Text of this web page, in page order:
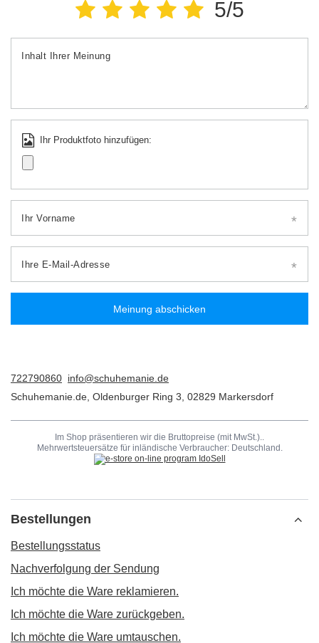
5/5
Inhalt Ihrer Meinung
Ihr Produktfoto hinzufügen:
Ihr Vorname
Ihre E-Mail-Adresse
Meinung abschicken
722790860 info@schuhemanie.de
Schuhemanie.de Oldenburger Ring 3 02829 Markersdorf
Im Shop präsentieren wir die Bruttopreise (mit MwSt.)..
Mehrwertsteuersätze für inländische Verbraucher: Deutschland .
Bestellungen
Bestellungsstatus
Nachverfolgung der Sendung
Ich möchte die Ware reklamieren.
Ich möchte die Ware zurückgeben.
Ich möchte die Ware umtauschen.